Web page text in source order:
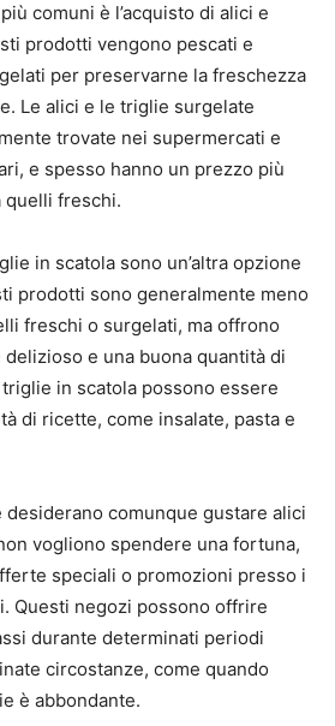
comuni è l’acquisto di alici e
prodotti vengono pescati e
per preservarne la freschezza
Le alici e le triglie surgelate
trovate nei supermercati e
e spesso hanno un prezzo più
quelli freschi.
in scatola sono un’altra opzione
prodotti sono generalmente meno
freschi o surgelati, ma offrono
e una buona quantità di
in scatola possono essere
di ricette, come insalate, pasta e
comunque gustare alici
vogliono spendere una fortuna,
speciali o promozioni presso i
Questi negozi possono offrire
durante determinati periodi
circostanze, come quando
è abbondante.